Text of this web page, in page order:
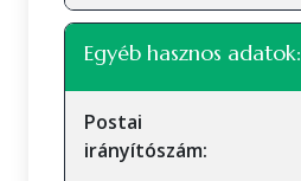
Egyéb hasznos adatok:
Postai
irányítószám: